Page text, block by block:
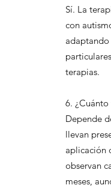
Sí. La
con
adaptando
terapias.
6.
Depende
llevan
aplicación
observan
meses,